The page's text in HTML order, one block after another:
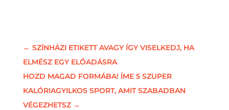
← SZÍNHÁZI ETIKETT AVAGY ÍGY VISELKEDJ, HA
ELMÉSZ EGY ELŐADÁSRA
HOZD MAGAD FORMÁBA! ÍME 5 SZUPER
KALÓRIAGYILKOS SPORT, AMIT SZABADBAN
VÉGEZHETSZ→